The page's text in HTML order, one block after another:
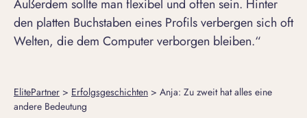
Außerdem sollte man flexibel und offen sein. Hinter
den platten Buchstaben eines Profils verbergen sich oft
Welten, die dem Computer verborgen bleiben.“
ElitePartner > Erfolgsgeschichten > Anja: Zu zweit hat alles eine
andere Bedeutung